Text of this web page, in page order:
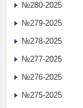
№280-2025
№279-2025
№278-2025
№277-2025
№276-2025
№275-2025